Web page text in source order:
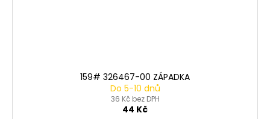
159# 326467-00 ZÁPADKA
Do 5-10 dnů
36 Kč bez DPH
44 Kč